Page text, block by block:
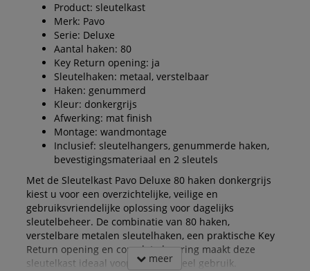
Product: sleutelkast
Merk: Pavo
Serie: Deluxe
Aantal haken: 80
Key Return opening: ja
Sleutelhaken: metaal, verstelbaar
Haken: genummerd
Kleur: donkergrijs
Afwerking: mat finish
Montage: wandmontage
Inclusief: sleutelhangers, genummerde haken,
bevestigingsmateriaal en 2 sleutels
Met de Sleutelkast Pavo Deluxe 80 haken donkergrijs
kiest u voor een overzichtelijke, veilige en
gebruiksvriendelijke oplossing voor dagelijks
sleutelbeheer. De combinatie van 80 haken,
verstelbare metalen sleutelhaken, een praktische Key
Return opening en complete levering maakt deze
sleutelkast ideaal voor professioneel gebruik.
meer